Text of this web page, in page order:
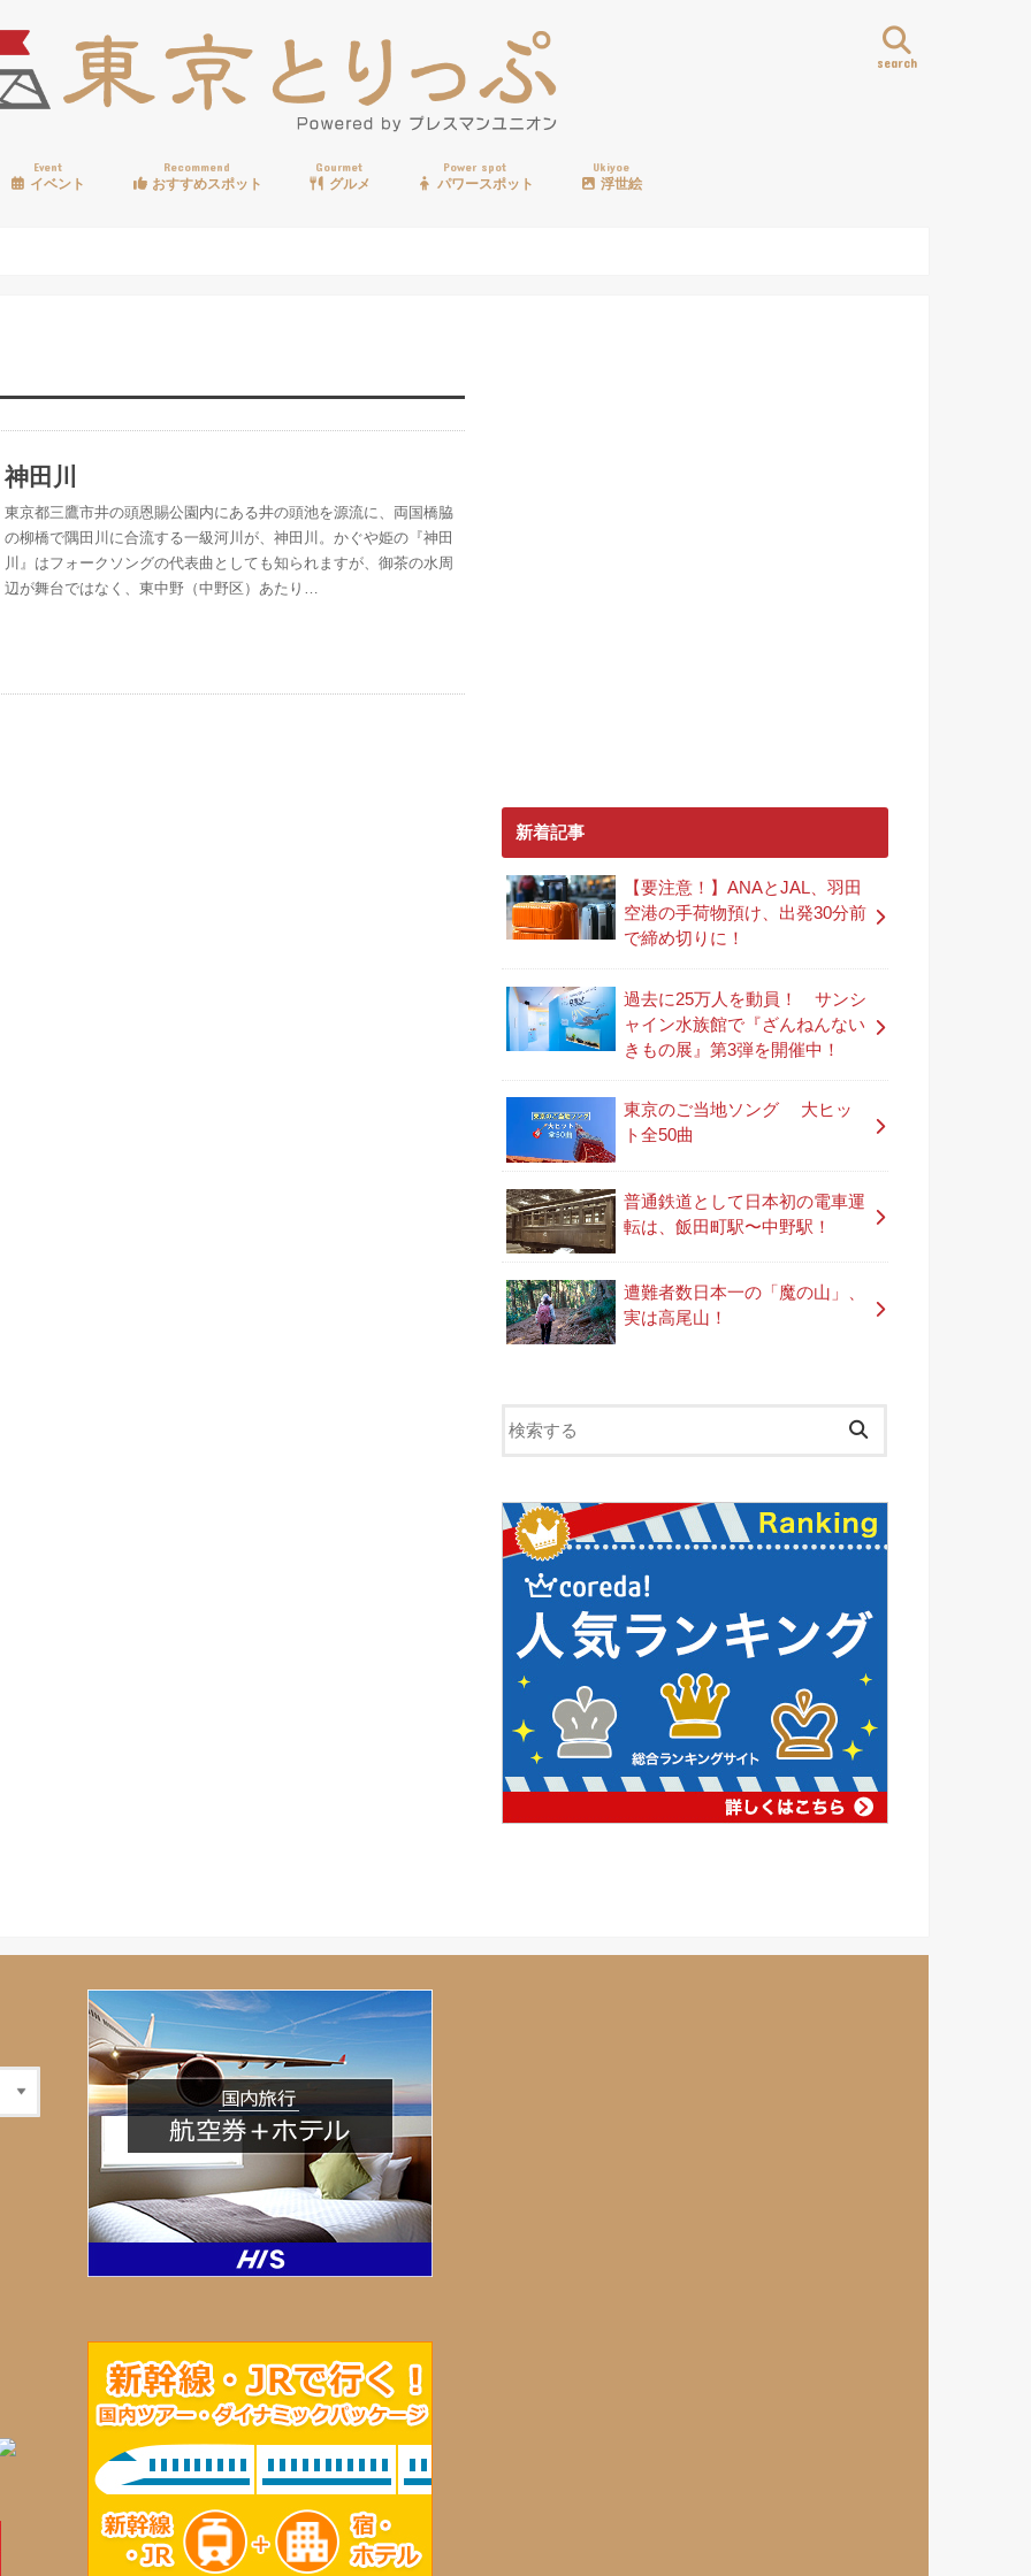
search
Event
イベント
Recommend
おすすめスポット
Gourmet
グルメ
Power spot
パワースポット
Ukiyoe
浮世絵
神田川
東京都三鷹市井の頭恩賜公園内にある井の頭池を源流に、両国橋脇
の柳橋で隅田川に合流する一級河川が、神田川。かぐや姫の『神田
川』はフォークソングの代表曲としても知られますが、御茶の水周
辺が舞台ではなく、東中野（中野区）あたり…
新着記事
【要注意！】ANAとJAL、羽田
空港の手荷物預け、出発30分前
で締め切りに！
過去に25万人を動員！ サンシ
ャイン水族館で『ざんねんない
きもの展』第3弾を開催中！
東京のご当地ソング 大ヒッ
ト全50曲
普通鉄道として日本初の電車運
転は、飯田町駅〜中野駅！
遭難者数日本一の「魔の山」、
実は高尾山！